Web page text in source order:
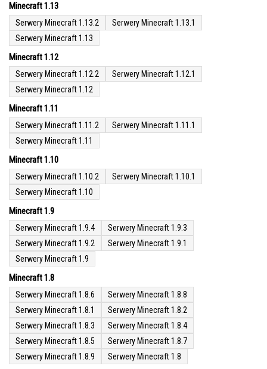
Minecraft 1.13
Serwery Minecraft 1.13.2
Serwery Minecraft 1.13.1
Serwery Minecraft 1.13
Minecraft 1.12
Serwery Minecraft 1.12.2
Serwery Minecraft 1.12.1
Serwery Minecraft 1.12
Minecraft 1.11
Serwery Minecraft 1.11.2
Serwery Minecraft 1.11.1
Serwery Minecraft 1.11
Minecraft 1.10
Serwery Minecraft 1.10.2
Serwery Minecraft 1.10.1
Serwery Minecraft 1.10
Minecraft 1.9
Serwery Minecraft 1.9.4
Serwery Minecraft 1.9.3
Serwery Minecraft 1.9.2
Serwery Minecraft 1.9.1
Serwery Minecraft 1.9
Minecraft 1.8
Serwery Minecraft 1.8.6
Serwery Minecraft 1.8.8
Serwery Minecraft 1.8.1
Serwery Minecraft 1.8.2
Serwery Minecraft 1.8.3
Serwery Minecraft 1.8.4
Serwery Minecraft 1.8.5
Serwery Minecraft 1.8.7
Serwery Minecraft 1.8.9
Serwery Minecraft 1.8